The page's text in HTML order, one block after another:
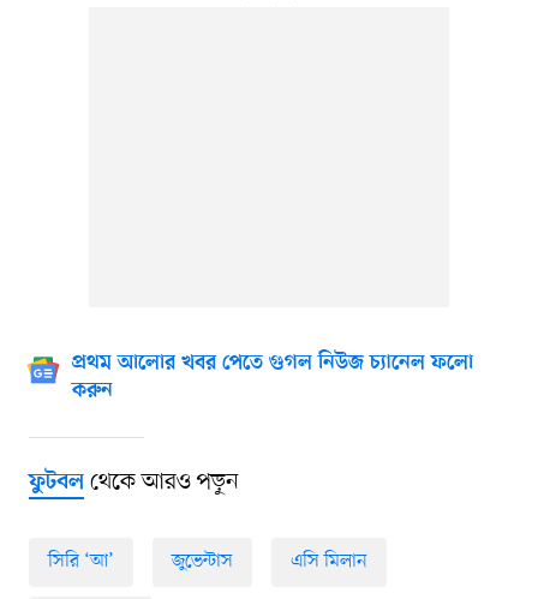
প্রথম আলোর খবর পেতে গুগল নিউজ চ্যানেল ফলো
করুন
ফুটবলথেকে আরও পড়ুন
সিরি ‘আ’ জুভেন্টাস এসি মিলান